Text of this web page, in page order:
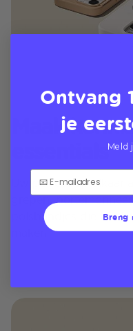
Maak
Uw perfect op elkaar
grepen,
polsbandjes die het
Ontvang
je
Meld
Breng